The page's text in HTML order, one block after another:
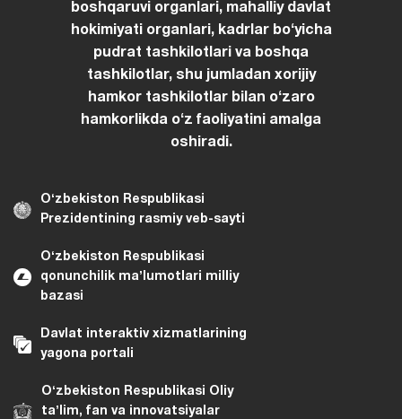
boshqaruvi organlari, mahalliy davlat
hokimiyati organlari, kadrlar boʻyicha
pudrat tashkilotlari va boshqa
tashkilotlar, shu jumladan xorijiy
hamkor tashkilotlar bilan oʻzaro
hamkorlikda oʻz faoliyatini amalga
oshiradi.
Oʻzbekiston Respublikasi
Prezidentining rasmiy veb-sayti
Oʻzbekiston Respublikasi
qonunchilik maʼlumotlari milliy
bazasi
Davlat interaktiv xizmatlarining
yagona portali
Oʻzbekiston Respublikasi Oliy
taʼlim, fan va innovatsiyalar